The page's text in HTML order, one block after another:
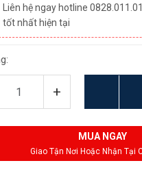
Liên hệ ngay hotline
tốt nhất hiện tại
+
MUA NGAY
Giao Tận Nơi Hoặc Nhận Tại